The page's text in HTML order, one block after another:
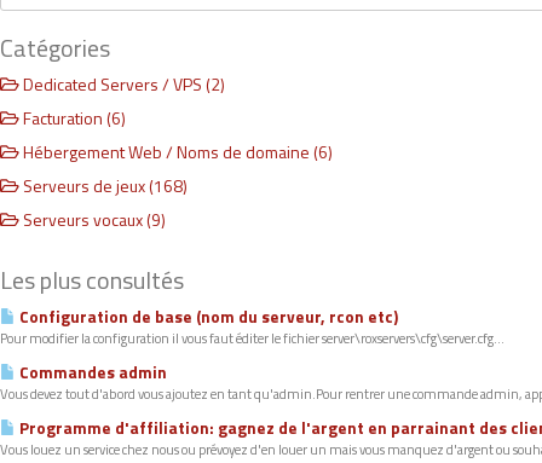
Catégories
Dedicated Servers / VPS (2)
Facturation (6)
Hébergement Web / Noms de domaine (6)
Serveurs de jeux (168)
Serveurs vocaux (9)
Les plus consultés
Configuration de base (nom du serveur, rcon etc)
Pour modifier la configuration il vous faut éditer le fichier server\roxservers\cfg\server.cfg...
Commandes admin
Vous devez tout d'abord vous ajoutez en tant qu'admin.Pour rentrer une commande admin,
Programme d'affiliation: gagnez de l'argent en parrainant des
Vous louez un service chez nous ou prévoyez d'en louer un mais vous manquez d'argent ou